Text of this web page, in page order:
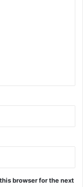
browser for the next